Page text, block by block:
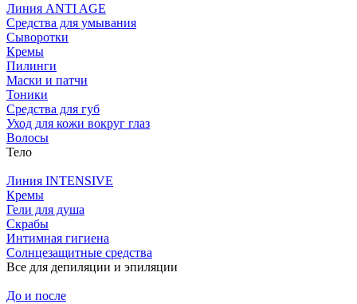
Линия ANTI AGE
Средства для умывания
Сыворотки
Кремы
Пилинги
Маски и патчи
Тоники
Средства для губ
Уход для кожи вокруг глаз
Волосы
Тело
Линия INTENSIVE
Кремы
Гели для душа
Скрабы
Интимная гигиена
Солнцезащитные средства
Все для депиляции и эпиляции
До и после